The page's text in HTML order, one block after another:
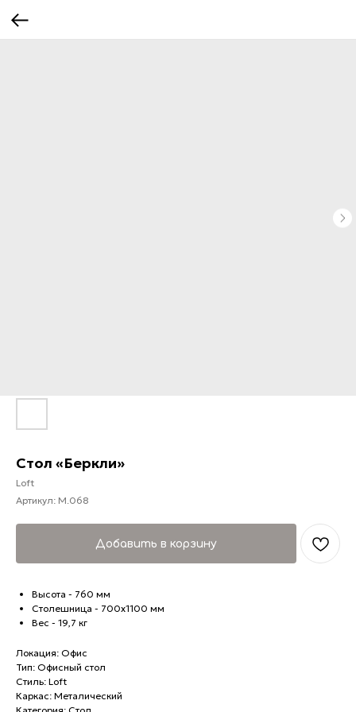
Стол «Беркли»
Loft
Артикул: M.068
Добавить в корзину
Высота - 760 мм
Столешница - 700х1100 мм
Вес - 19,7 кг
Локация: Офис
Тип: Офисный стол
Стиль: Loft
Каркас: Металический